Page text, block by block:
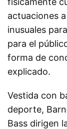
actuaciones
inusuales
para el
forma de
explicado.
Vestida con
deporte,
Bass dirigen